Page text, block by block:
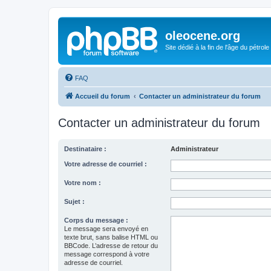
oleocene.org
Site dédié à la fin de l'âge du pétrole
FAQ
Accueil du forum Contacter un administrateur du forum
Contacter un administrateur du forum
Destinataire : Administrateur
Votre adresse de courriel :
Votre nom :
Sujet :
Corps du message :
Le message sera envoyé en
texte brut, sans balise HTML ou
BBCode. L’adresse de retour du
message correspond à votre
adresse de courriel.